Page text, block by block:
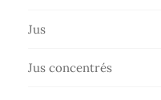
Jus
Jus concentrés